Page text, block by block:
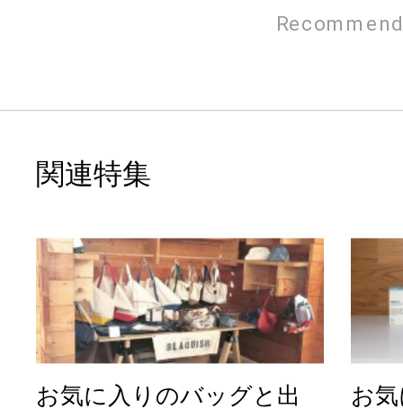
関連特集
お気に入りのバッグと出
お